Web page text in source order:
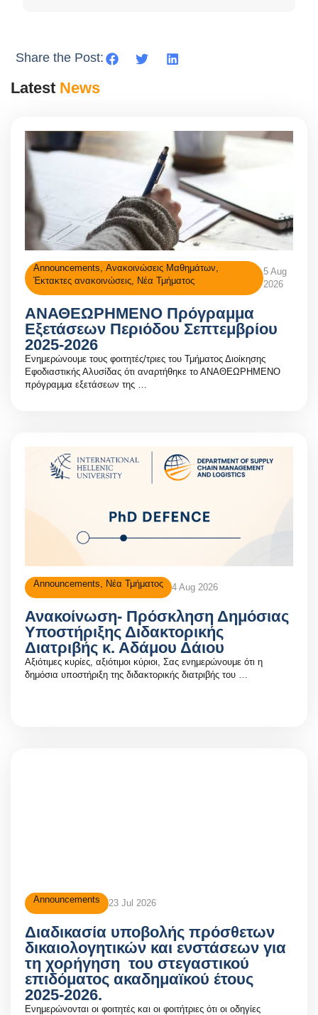
Share the Post:
Latest News
Announcements Ανακοινώσεις Μαθημάτων
Έκτακτες ανακοινώσεις
Νέα Τμήματος
5 Aug
2026
ΑΝΑΘΕΩΡΗΜΕΝΟ Πρόγραμμα
Εξετάσεων Περιόδου Σεπτεμβρίου
2025-2026
Ενημερώνουμε τους φοιτητές/τριες του Τμήματος Διοίκησης
Εφοδιαστικής Αλυσίδας ότι αναρτήθηκε το ΑΝΑΘΕΩΡΗΜΕΝΟ
πρόγραμμα εξετάσεων της …
Announcements Νέα Τμήματος 4 Aug 2026
Ανακοίνωση- Πρόσκληση Δημόσιας
Υποστήριξης Διδακτορικής
Διατριβής κ. Αδάμου Δάιου
Αξιότιμες κυρίες, αξιότιμοι κύριοι, Σας ενημερώνουμε ότι η
δημόσια υποστήριξη της διδακτορικής διατριβής του …
Announcements 23 Jul 2026
Διαδικασία υποβολής πρόσθετων
δικαιολογητικών και ενστάσεων για
τη χορήγηση του στεγαστικού
επιδόματος ακαδημαϊκού έτους
2025-2026.
Ενημερώνονται οι φοιτητές και οι φοιτήτριες ότι οι οδηγίες